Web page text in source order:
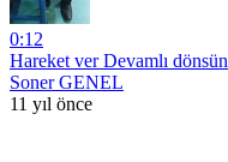
0:12
Hareket ver Devamlı dönsün
Soner GENEL
11 yıl önce